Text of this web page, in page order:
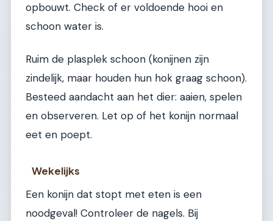
opbouwt. Check of er voldoende hooi en
schoon water is.
Ruim de plasplek schoon (konijnen zijn
zindelijk, maar houden hun hok graag schoon).
Besteed aandacht aan het dier: aaien, spelen
en observeren. Let op of het konijn normaal
eet en poept.
Wekelijks
Een konijn dat stopt met eten is een
noodgeval! Controleer de nagels. Bij